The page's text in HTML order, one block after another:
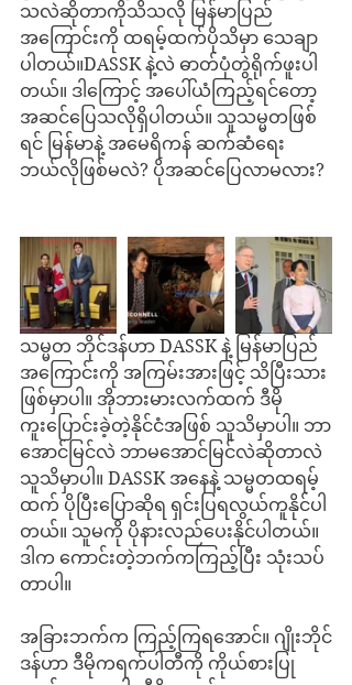
သလဲဆိုတာကိုသိသလို မြန်မာပြည်
အကြောင်းကို ထရမ့်ထက်ပိုသိမှာ သေချာ
ပါတယ်။DASSK နဲ့လဲ ဓာတ်ပုံတွဲရိုက်ဖူးပါ
တယ်။ ဒါကြောင့် အပေါ်ယံကြည့်ရင်တော့
အဆင်ပြေသလိုရှိပါတယ်။ သူသမ္မတဖြစ်
ရင် မြန်မာနဲ့ အမေရိကန် ဆက်ဆံရေး
ဘယ်လိုဖြစ်မလဲ? ပိုအဆင်ပြေလာမလား?
သမ္မတ ဘိုင်ဒန်ဟာ DASSK နဲ့ မြန်မာပြည်
အကြောင်းကို အကြမ်းအားဖြင့် သိပြီးသား
ဖြစ်မှာပါ။ အိုဘားမားလက်ထက် ဒီမို
ကူးပြောင်းခဲ့တဲ့နိုင်ငံအဖြစ် သူသိမှာပါ။ ဘာ
အောင်မြင်လဲ ဘာမအောင်မြင်လဲဆိုတာလဲ
သူသိမှာပါ။ DASSK အနေနဲ့ သမ္မတထရမ့်
ထက် ပိုပြီးပြောဆိုရ ရှင်းပြရလွယ်ကူနိုင်ပါ
တယ်။ သူမကို ပိုနားလည်ပေးနိုင်ပါတယ်။
ဒါက ကောင်းတဲ့ဘက်ကကြည့်ပြီး သုံးသပ်
တာပါ။
အခြားဘက်က ကြည့်ကြရအောင်။ ဂျိုးဘိုင်
ဒန်ဟာ ဒီမိုကရက်ပါတီကို ကိုယ်စားပြု